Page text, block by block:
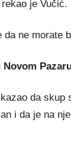
rekao je Vučić.
da ne morate
Novom
da skup
i da je na